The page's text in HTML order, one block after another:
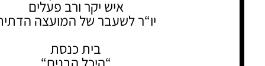
איש יקר ורב פעלים
יו“ר לשעבר של המועצה
בית כנסת